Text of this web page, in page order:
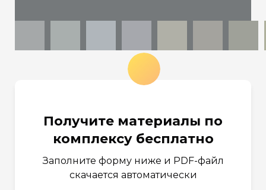
Получите материалы по
комплексу бесплатно
Заполните форму ниже и PDF-файл
скачается автоматически